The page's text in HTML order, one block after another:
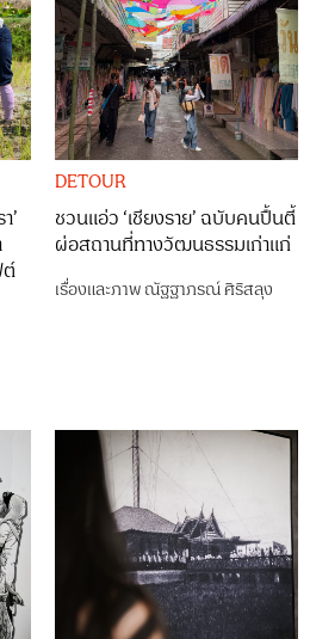
’
ต์
DETOUR
ชวนแอ่ว ‘เชียงราย’ ฉบับคนปื้นตี้
ผ่อสถานที่ทางวัฒนธรรมเก่าแก่
เรื่องและภาพณัฐฐาภรณ์ ศิริสลุง